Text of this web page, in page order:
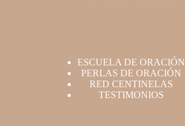
ESCUELA DE ORACIÓN
PERLAS DE ORACIÓN
RED CENTINELAS
TESTIMONIOS